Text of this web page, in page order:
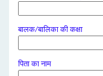
बालक/बालिका की कक्षा
पिता का नाम